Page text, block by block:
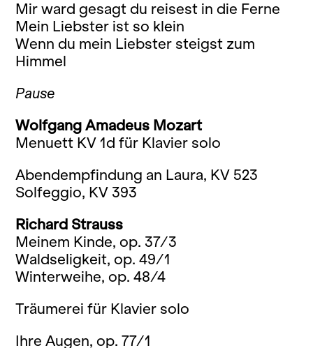
Mir ward gesagt du reisest in die Ferne
Mein Liebster ist so klein
Wenn du mein Liebster steigst zum
Himmel
Pause
Wolfgang Amadeus Mozart
Menuett KV 1d für Klavier solo
Abendempfindung an Laura, KV 523
Solfeggio, KV 393
Richard Strauss
Meinem Kinde, op. 37/3
Waldseligkeit, op. 49/1
Winterweihe, op. 48/4
Träumerei für Klavier solo
Ihre Augen, op. 77/1